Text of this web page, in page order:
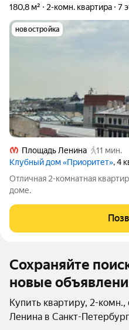
180,8 м² 2-комн. квартира 7
новостройка
Площадь Ленина
11 мин.
Клубный дом «Приоритет», 4
Отличная 2-комнатная
доме.
Сохраняйте
новые
Купить квартиру, 2-
Ленина в Санкт-